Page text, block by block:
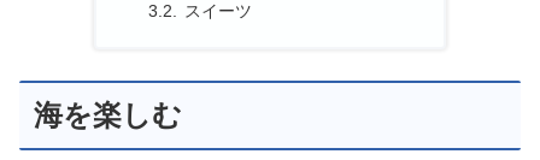
スイーツ
海を楽しむ